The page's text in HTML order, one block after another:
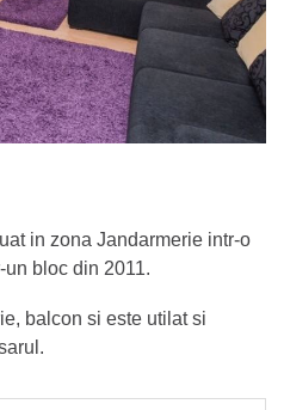
in zona Jandarmerie intr-o
bloc din 2011.
balcon si este utilat si